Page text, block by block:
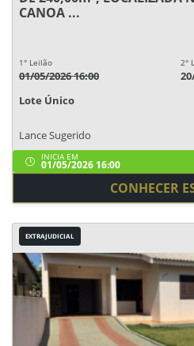
CANOA ...
1° Leilão
01/05/2026 16:00
2°
Lote Único
Lance Sugerido
INICIA EM
01/05/2026 16:00
CONHECER
EXTRAJUDICIAL